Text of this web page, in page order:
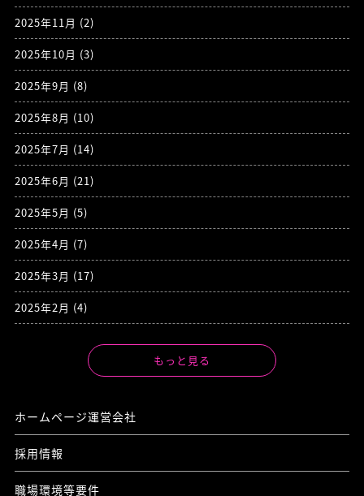
2025年11月 (2)
2025年10月 (3)
2025年9月 (8)
2025年8月 (10)
2025年7月 (14)
2025年6月 (21)
2025年5月 (5)
2025年4月 (7)
2025年3月 (17)
2025年2月 (4)
もっと見る
ホームページ運営会社
採用情報
職場環境等要件